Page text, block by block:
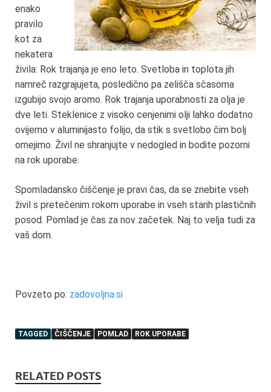
enako
pravilo
kot za
nekatera
živila: Rok trajanja je eno leto. Svetloba in toplota jih
namreč razgrajujeta, posledično pa zelišča sčasoma
izgubijo svojo aromo. Rok trajanja uporabnosti za olja je
dve leti. Steklenice z visoko cenjenimi olji lahko dodatno
ovijemo v aluminijasto folijo, da stik s svetlobo čim bolj
omejimo. Živil ne shranjujte v nedogled in bodite pozorni
na rok uporabe.
Spomladansko čiščenje je pravi čas, da se znebite vseh
živil s pretečenim rokom uporabe in vseh starih plastičnih
posod. Pomlad je čas za nov začetek. Naj to velja tudi za
vaš dom.
Povzeto po: zadovoljna.si
TAGGED ČIŠČENJE POMLAD ROK UPORABE
RELATED POSTS